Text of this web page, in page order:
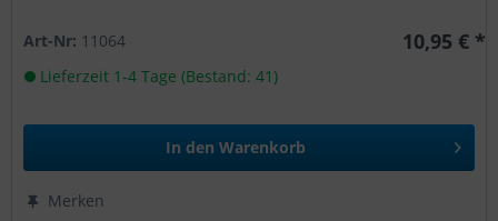
Art-Nr: 11064 10,95 € *
Lieferzeit 1-4 Tage (Bestand: 41)
In den Warenkorb
Merken